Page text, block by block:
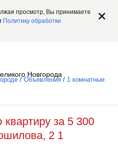
просмотр, Вы принимаете
Политику обработки
Новгорода
/ Объявления / 1 комнатные
за 5 300
2 1